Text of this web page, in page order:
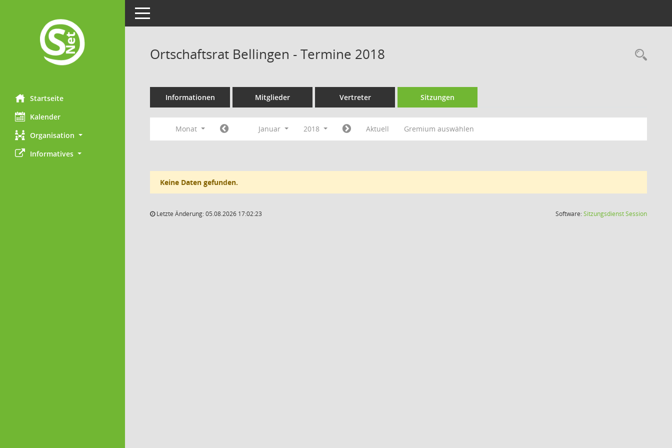
Startseite
Kalender
Organisation
Informatives
Toggle navigation
Ortschaftsrat Bellingen - Termine 2018
Informationen Mitglieder Vertreter Sitzungen
Monat Januar 2018 Aktuell Gremium auswählen
Keine Daten gefunden.
Letzte Änderung: 05.08.2026 17:02:23 Software:SitzungsdienstSession(Wird in